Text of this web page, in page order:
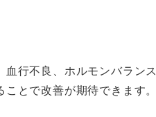
行不良、ホルモンバランス
とで改善が期待できます。